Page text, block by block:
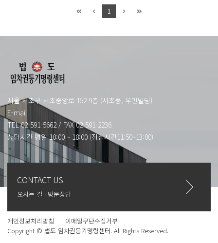
1
서울 서초구 서초중앙로 152 9층 (서초동, 우민빌딩)
E-mail
TEL 02-591-5662 / FAX 02-591-2236
상담시간 평일 10:00 ~ 18:00 (점심시간11:50~13:00)
CONTACT US
오시는 길 · 방문상담
개인정보처리방침
이메일무단수집거부
Copyright © 법도 임차권등기명령센터. All Rights Reserved.